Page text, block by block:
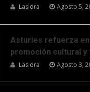
Lasidra Agosto 5,
Asturies refuerza
promoción cultural y
Lasidra Agosto 3,